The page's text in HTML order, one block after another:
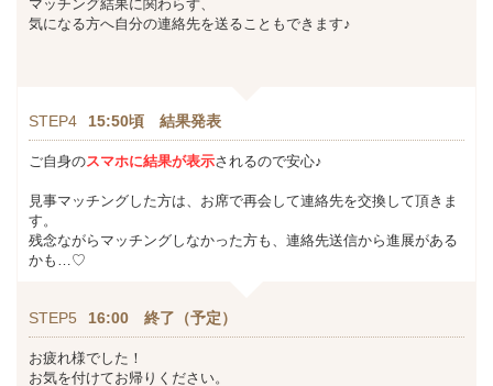
マッチング結果に関わらず、
気になる方へ自分の連絡先を送ることもできます♪
STEP4 15:50頃 結果発表
ご自身のスマホに結果が表示されるので安心♪
見事マッチングした方は、お席で再会して連絡先を交換して頂きま
す。
残念ながらマッチングしなかった方も、連絡先送信から進展がある
かも…♡
STEP5 16:00 終了（予定）
お疲れ様でした！
お気を付けてお帰りください。